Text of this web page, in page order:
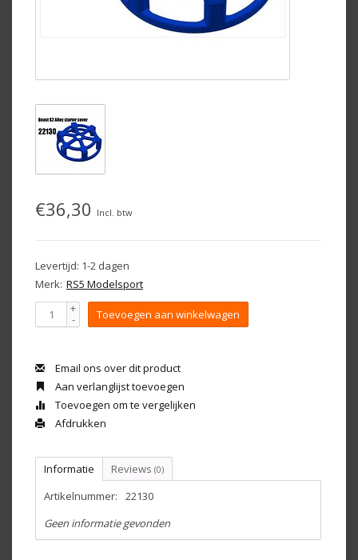
€36,30 Incl. btw
Levertijd: 1-2 dagen
Merk: RS5 Modelsport
+
- Toevoegen aan winkelwagen
Email ons over dit product
Aan verlanglijst toevoegen
Toevoegen om te vergelijken
Afdrukken
Informatie Reviews (0)
Artikelnummer:
22130
Geen informatie gevonden